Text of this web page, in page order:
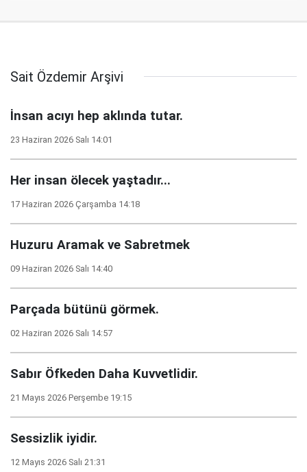
Sait Özdemir Arşivi
İnsan acıyı hep aklında tutar.
23 Haziran 2026 Salı 14:01
Her insan ölecek yaştadır...
17 Haziran 2026 Çarşamba 14:18
Huzuru Aramak ve Sabretmek
09 Haziran 2026 Salı 14:40
Parçada bütünü görmek.
02 Haziran 2026 Salı 14:57
Sabır Öfkeden Daha Kuvvetlidir.
21 Mayıs 2026 Perşembe 19:15
Sessizlik iyidir.
12 Mayıs 2026 Salı 21:31